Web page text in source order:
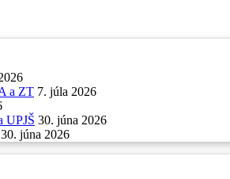
a ZT 7. júla 2026
UPJŠ 30. júna 2026
30. júna 2026